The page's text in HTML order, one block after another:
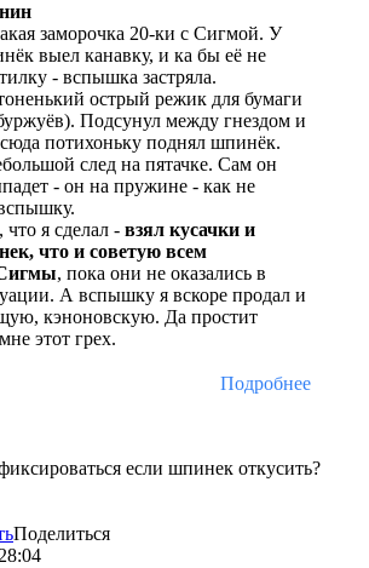
заморочка 20-ки с Сигмой. У
выел канавку, и ка бы её не
- вспышка застряла.
острый режик для бумаги
Подсунул между гнездом и
потихоньку поднял шпинёк.
след на пятачке. Сам он
- он на пружине - как не
я сделал - взял кусачки и
что и советую всем
, пока они не оказались в
А вспышку я вскоре продал и
кэноновскую. Да простит
этот грех.
Подробнее
если шпинек откусить?
Поделиться